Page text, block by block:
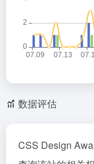
数据评估
CSS Design